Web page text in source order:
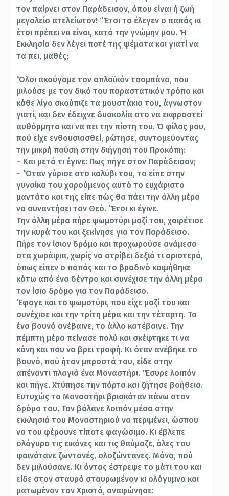
τον παίρνει στον Παράδεισον, όπου είναι ή ζωή
µεγαλείο ατελείωτον! “Έτσι τα έλεγεν ο παπάς κι
έτσι πρέπει να είναι, κατά την γνώµην µου. Ή
Εκκλησία δεν λέγει ποτέ της ψέματα και γιατί να
τα πει, μαθές;
‘Όλοι ακούγαμε τον απλοϊκόν τσοµπάνο, που
μιλούσε µε τον δικό του παραστατικόν τρόπο και
κάθε λίγο σκούπιζε τα µουστάκια του, άγνωστον
γιατί, και δεν έδειχνε δυσκολία στο να εκφραστεί
αυθόρµητα και να πει την πίστη του. Ό φίλος µου,
πού είχε ενθουσιασθεί, ρώτησε, συντομεύοντας
την μικρή παύση στην διήγηση του Προκόπη:
– Και μετά τι έγινε: Πως πήγε στον Παράδεισον;
– ‘Όταν γύρισε στο καλύβι του, το είπε στην
γυναίκα του χαρούμενος αυτό το ευχάριστο
μαντάτο και της είπε πώς θα πάει την άλλη μέρα
να συναντήσει τον Θεό. ‘Έτσι κι έγινε.
Την άλλη µέρα πήρε ψωμοτύρι µαζί του, χαιρέτισε
την κυρά του και ξεκίνησε για τον Παράδεισο.
Πήρε τον ίσιον δρόμο και προχωρούσε ανάµεσα
στα χωράφια, χωρίς να στρίβει δεξιά τι αριστερά,
όπως είπεν ο παπάς και το βραδινό κοιµήθηκε
κάτω από ένα δέντρο και συνέχισε την άλλη µέρα
τον ίσιο δρόμο για τον Παράδεισο.
‘Εφαγε και το ψωμοτύρι, που είχε µαζί του και
συνέχισε και την τρίτη µέρα και την τέταρτη. Το
ένα βουνό ανέβαινε, το άλλο κατέβαινε. Την
πέµπτη µέρα πείνασε πολύ και σκέφτηκε τι να
κάνη και που να βρει τροφή. Κι όταν ανέβηκε το
βουνό, πού ήταν µπροστά του, είδε στην
απέναντι πλαγιά ένα Μοναστήρι. ‘Έσυρε λοιπόν
και πήγε. Χτύπησε την πόρτα και ζήτησε βοήθεια.
Ευτυχώς το Μοναστήρι βρισκόταν πάνω στον
δρόμο του. Τον βάλανε λοιπόν µέσα στην
εκκλησιά του Μοναστηριού να περιµένει, ώσπου
να του φέρουνε τίποτε φαγώσιµο. Κι έβλεπε
ολόγυρα τις εικόνες και τις θαύµαζε, όλες του
φαινότανε ζωντανές, ολοζώντανες. Μόνο, πού
δεν µιλούσανε. Κι όντας έστρεψε το µάτι του και
είδε στον σταυρό σταυρωµένον κι ολόγυμνο και
µατωµένον τον Χριστό, αναφώνησε: